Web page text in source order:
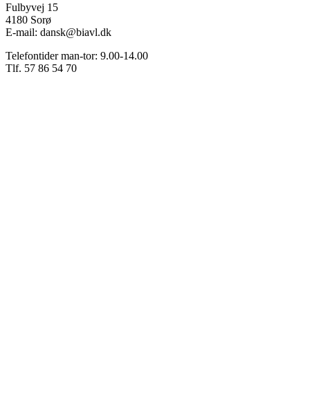
Fulbyvej 15
4180 Sorø
E-mail: dansk@biavl.dk
Telefontider man-tor: 9.00-14.00
Tlf. 57 86 54 70